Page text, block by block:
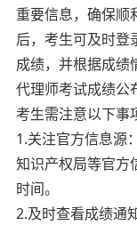
重要信息，确保顺
后，考生可及时登
成绩，并根据成绩
代理师考试成绩公
考生需注意以下事
1.关注官方信息源
知识产权局等官方
时间。
2.及时查看成绩通